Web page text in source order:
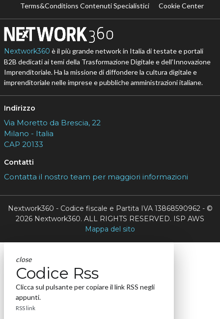
Terms&Conditions Contenuti Specialistici
Cookie Center
Nextwork360 è il più grande network in Italia di testate e portali
B2B dedicati ai temi della Trasformazione Digitale e dell’Innovazione
Imprenditoriale. Ha la missione di diffondere la cultura digitale e
imprenditoriale nelle imprese e pubbliche amministrazioni italiane.
Indirizzo
Via Moretto da Brescia, 22
Milano - Italia
CAP 20133
Contatti
Contatta il nostro team per maggiori informazioni
Nextwork360 - Codice fiscale e Partita IVA 13868590962 - ©
2026 Nextwork360. ALL RIGHTS RESERVED. ISP AWS
Mappa del sito
close
Codice Rss
Clicca sul pulsante per copiare il link RSS negli
appunti.
RSS link